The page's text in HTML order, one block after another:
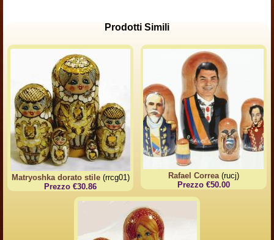
Prodotti Simili
Matryoshka dorato stile(rrcg01)
Prezzo €30.86
Rafael Correa(rucj)
Prezzo €50.00